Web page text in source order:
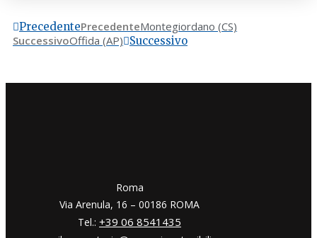
PrecedentePrecedenteMontegiordano (CS)
SuccessivoOffida (AP) Successivo
​​Roma
Via Arenula, 16 – 00186 ROMA
Tel.: +39 06 8541435